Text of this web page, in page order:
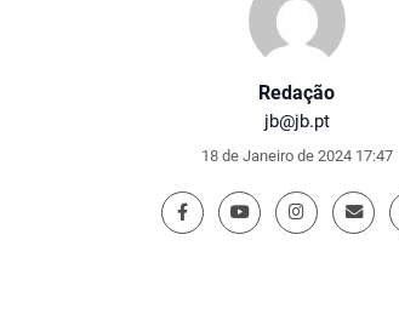
Redação
jb@jb.pt
18 de Janeiro de 2024 17:47